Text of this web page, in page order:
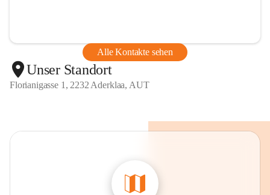
Alle Kontakte sehen
Unser Standort
Florianigasse 1, 2232 Aderklaa, AUT